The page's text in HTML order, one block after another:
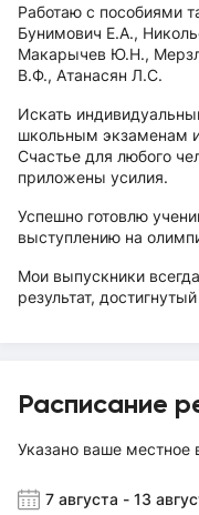
Работаю с пособиями
Бунимович Е.А.,
Макарычев Ю.Н.,
В.Ф., Атанасян Л.С.
Искать
школьным экзаменам
Счастье для любого
приложены усилия.
Успешно готовлю
выступлению на
Мои выпускники
результат,
Расписание
Указано ваше местное
7 августа - 13